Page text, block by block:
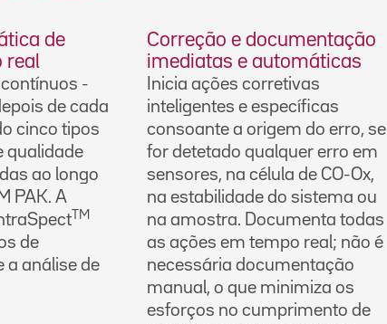
de
real
-
de cada
cinco tipos
qualidade
ao longo
PAK. A
TM
de
a análise de
Correção e documentação
imediatas e automáticas
Inicia ações corretivas
inteligentes e específicas
consoante a origem do erro, se
for detetado qualquer erro em
sensores, na célula de CO-Ox,
na estabilidade do sistema ou
na amostra. Documenta todas
as ações em tempo real; não é
necessária documentação
manual, o que minimiza os
esforços no cumprimento de